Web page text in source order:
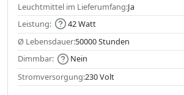
Leuchtmittel im Lieferumfang:Ja
Leistung:
42 Watt
Ø Lebensdauer:50000 Stunden
Dimmbar:
Nein
Stromversorgung:230 Volt